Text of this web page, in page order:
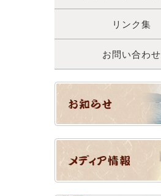
リンク集
お問い合わせ